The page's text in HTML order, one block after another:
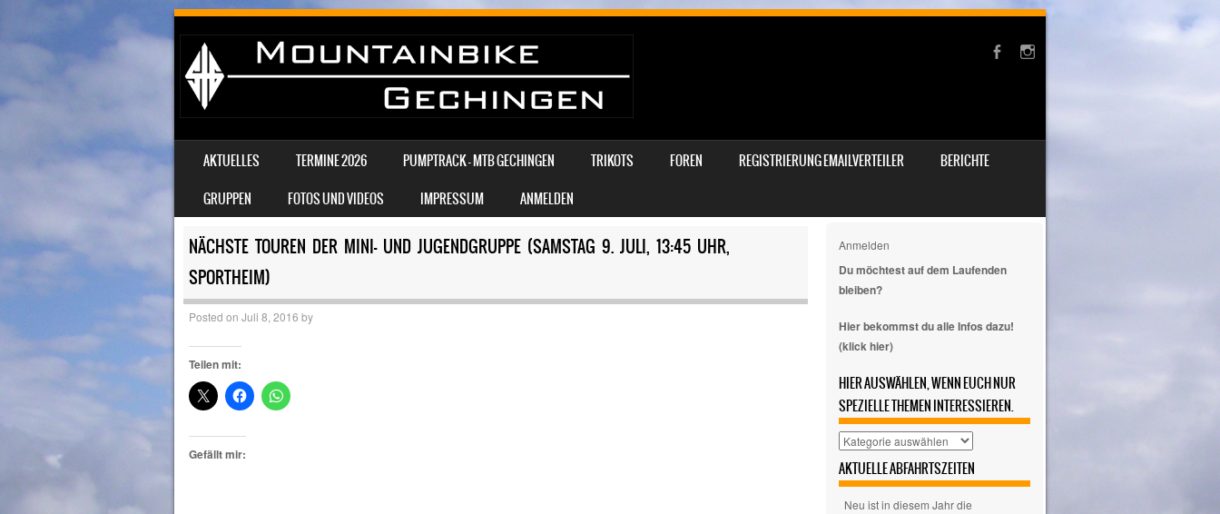
MENU
SKIP TO CONTENT
AKTUELLES TERMINE 2026 PUMPTRACK – MTB GECHINGEN TRIKOTS FOREN REGISTRIERUNG EMAILVERTEILER
BERICHTE
GRUPPEN
FOTOS UND VIDEOS IMPRESSUM ANMELDEN
NÄCHSTE TOUREN DER MINI- UND JUGENDGRUPPE (SAMSTAG 9. JULI, 13:45 UHR,
SPORTHEIM)
Posted on Juli 8, 2016 by
Teilen mit:
Gefällt mir:
Anmelden
Du möchtest auf dem Laufenden
bleiben?
Hier bekommst du alle Infos dazu!
(klick hier)
HIER AUSWÄHLEN, WENN EUCH NUR
SPEZIELLE THEMEN INTERESSIEREN.
Hier
auswählen,
wenn
AKTUELLE ABFAHRTSZEITEN
Neu ist in diesem Jahr die